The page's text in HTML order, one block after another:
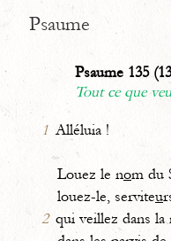
Psaume
Psaume 135
Tout ce que
1 Alléluia !
Louez le nom du
louez-le, serviteu
2 qui veillez dans la